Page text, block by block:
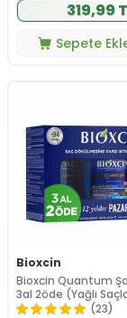
319,99
Sepete
Bioxcin
Bioxcin Quantum
3al 2öde (Yağlı
(23)